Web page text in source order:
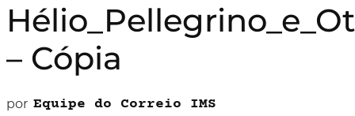
– Cópia
por Equipe do Correio IMS